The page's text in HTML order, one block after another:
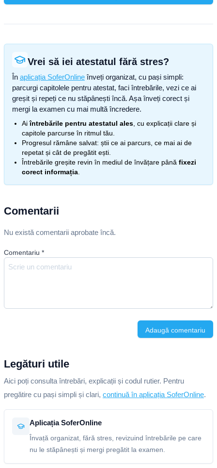
Vrei să iei atestatul fără stres?
În aplicația SoferOnline înveți organizat, cu pași simpli:
parcurgi capitolele pentru atestat, faci întrebările, vezi ce ai
greșit și repeți ce nu stăpânești încă. Așa înveți corect și
mergi la examen cu mai multă încredere.
Aiîntrebările pentru atestatul ales , cu explicații clare și
capitole parcurse în ritmul tău.
Progresul rămâne salvat: știi ce ai parcurs, ce mai ai de
repetat și cât de pregătit ești.
Întrebările greșite revin în mediul de învățare până fixezi
corect informația
Comentarii
Nu există comentarii aprobate încă.
Comentariu *
Adaugă comentariu
Legături utile
Aici poți consulta întrebări, explicații și codul rutier. Pentru
pregătire cu pași simpli și clari, continuă în aplicația SoferOnline.
Aplicația SoferOnline
Învață organizat, fără stres, revizuind întrebările pe care
nu le stăpânești și mergi pregătit la examen.